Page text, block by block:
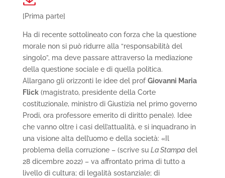
[Prima parte]
Ha di recente sottolineato con forza che la questione
morale non si può ridurre alla “responsabilità del
singolo”, ma deve passare attraverso la mediazione
della questione sociale e di quella politica.
Allargano gli orizzonti le idee del prof Giovanni Maria
Flick(magistrato, presidente della Corte
costituzionale, ministro di Giustizia nel primo governo
Prodi, ora professore emerito di diritto penale). Idee
che vanno oltre i casi dell’attualità, e si inquadrano in
una visione alta dell’uomo e della società: «Il
problema della corruzione – (scrive su La Stampadel
28 dicembre 2022) – va affrontato prima di tutto a
livello di cultura; di legalità sostanziale; di